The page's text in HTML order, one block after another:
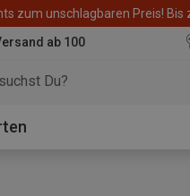
zum unschlagbaren Preis! Bis
ab 100